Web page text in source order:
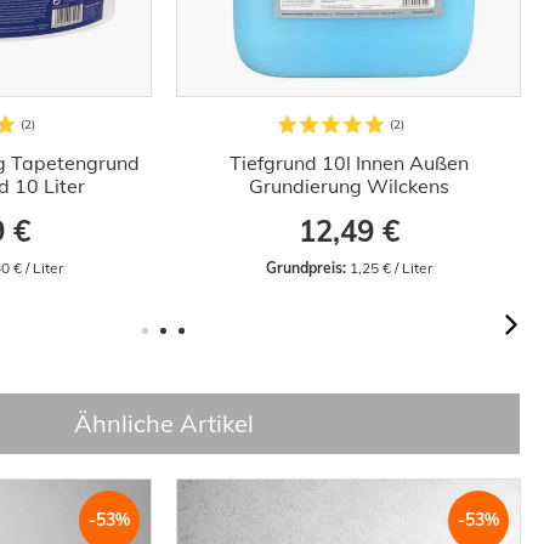
Tapetengrund
10 Liter
€
€ / Liter
Tiefgrund 10l Innen Außen
Grundierung Wilckens
12,49 €
Grundpreis: 1,25 € / Liter
Ähnliche Artikel
-53% -53%